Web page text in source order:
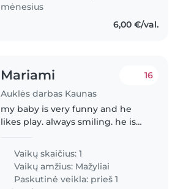
mėnesius
6,00 €/val.
Mariami
Auklės darbas Kaunas
16
my baby is very funny and he
likes play. always smiling. he is
love to communicate with them.
we need babysitter in the
evening, after his daycare,..
Vaikų skaičius: 1
Vaikų amžius: Mažyliai
Paskutinė veikla: prieš 1